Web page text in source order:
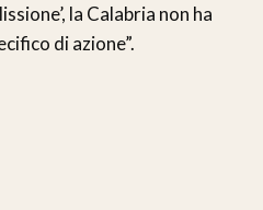
la Calabria non ha
di azione”.